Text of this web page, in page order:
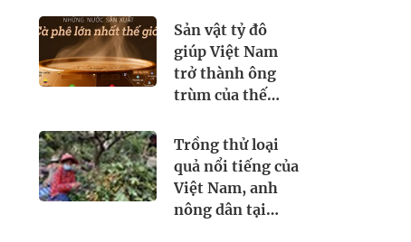
Bank,... sau đây:
Người từng phát
sinh giao dịch,
chuyển tiền vào
trình báo
Sản vật tỷ đô
giúp Việt Nam
trở thành ông
trùm của thế
phần 18% toàn
cầu, diện tích
trồng hơn
700.000 ha
Trồng thử loại
quả nổi tiếng của
Việt Nam, anh
nông dân tại